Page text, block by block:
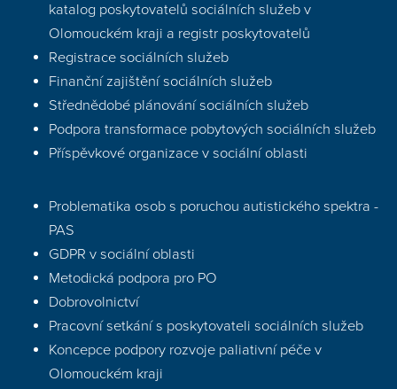
katalog poskytovatelů sociálních služeb v
Olomouckém kraji a registr poskytovatelů
Registrace sociálních služeb
Finanční zajištění sociálních služeb
Střednědobé plánování sociálních služeb
Podpora transformace pobytových sociálních služeb
Příspěvkové organizace v sociální oblasti
Problematika osob s poruchou autistického spektra -
PAS
GDPR v sociální oblasti
Metodická podpora pro PO
Dobrovolnictví
Pracovní setkání s poskytovateli sociálních služeb
Koncepce podpory rozvoje paliativní péče v
Olomouckém kraji